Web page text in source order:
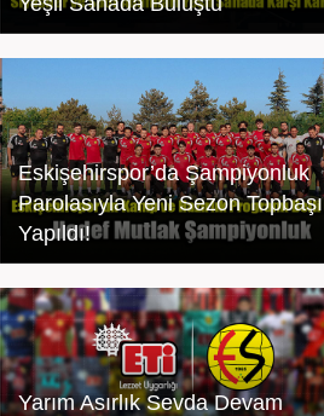
Eskişehirspor’da Şampiyonluk
Parolasıyla Yeni Sezon Topbaşı
Yapıldı!
Yarım Asırlık Sevda Devam